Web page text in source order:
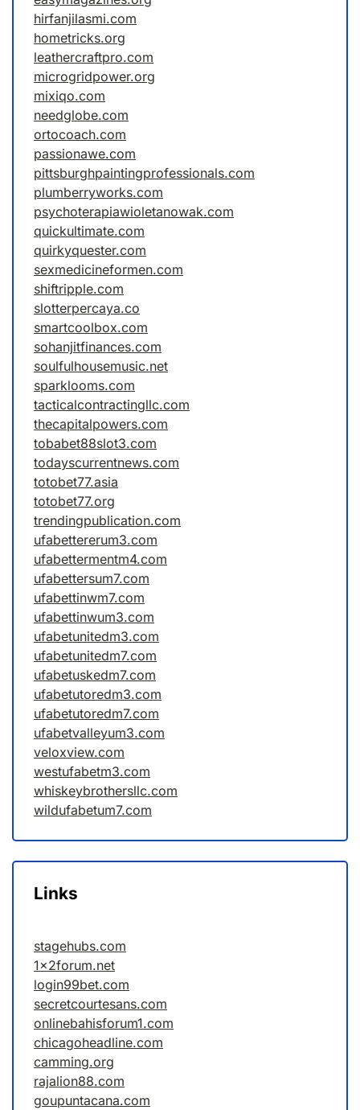
hirfanjilasmi.com
hometricks.org
leathercraftpro.com
microgridpower.org
mixiqo.com
needglobe.com
ortocoach.com
passionawe.com
pittsburghpaintingprofessionals.com
plumberryworks.com
psychoterapiawioletanowak.com
quickultimate.com
quirkyquester.com
sexmedicineformen.com
shiftripple.com
slotterpercaya.co
smartcoolbox.com
sohanjitfinances.com
soulfulhousemusic.net
sparklooms.com
tacticalcontractingllc.com
thecapitalpowers.com
tobabet88slot3.com
todayscurrentnews.com
totobet77.asia
totobet77.org
trendingpublication.com
ufabettererum3.com
ufabettermentm4.com
ufabettersum7.com
ufabettinwm7.com
ufabettinwum3.com
ufabetunitedm3.com
ufabetunitedm7.com
ufabetuskedm7.com
ufabetutoredm3.com
ufabetutoredm7.com
ufabetvalleyum3.com
veloxview.com
westufabetm3.com
whiskeybrothersllc.com
wildufabetum7.com
Links
stagehubs.com
1x2forum.net
login99bet.com
secretcourtesans.com
onlinebahisforum1.com
chicagoheadline.com
camming.org
rajalion88.com
goupuntacana.com